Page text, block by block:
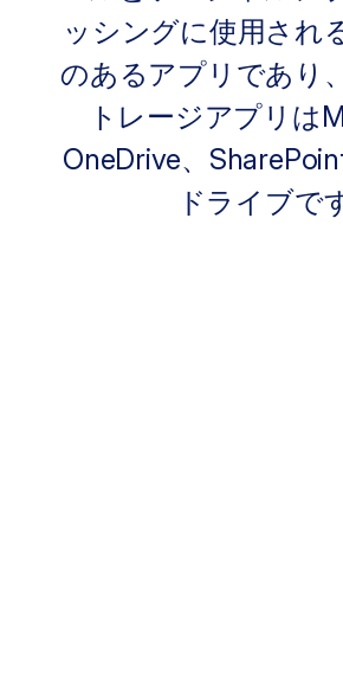
ッシングに使用され
のあるアプリであり
トレージアプリは
OneDrive、
ドライブで